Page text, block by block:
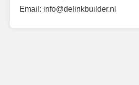
Email: info@delinkbuilder.nl